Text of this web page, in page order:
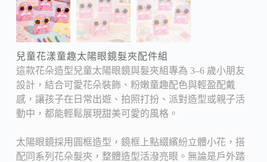
兒童花漾童趣太陽眼鏡髮夾配件組
這款花朵造型兒童太陽眼鏡與髮夾組專為 3–6 歲小朋友
設計，結合可愛花朵裝飾、粉嫩童趣配色與輕盈配戴
感，讓孩子在日常出遊、拍照打扮、派對造型或親子活
動中，都能輕鬆展現甜美可愛的風格。
太陽眼鏡採用圓框造型，鏡框上點綴繽紛立體小花，搭
配同系列花朵髮夾，整體造型活潑亮眼。無論是戶外踏